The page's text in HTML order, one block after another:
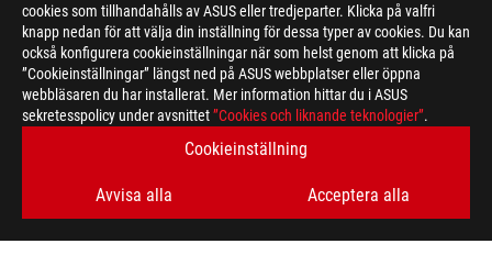
cookies som tillhandahålls av ASUS eller tredjeparter. Klicka på valfri
knapp nedan för att välja din inställning för dessa typer av cookies. Du kan
också konfigurera cookieinställningar när som helst genom att klicka på
”Cookieinställningar” längst ned på ASUS webbplatser eller öppna
webbläsaren du har installerat. Mer information hittar du i ASUS
sekretesspolicy under avsnittet”Cookies och liknande teknologier”.
Cookieinställning
Avvisa alla Acceptera alla